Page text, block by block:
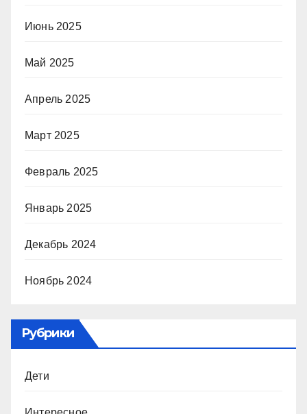
Июнь 2025
Май 2025
Апрель 2025
Март 2025
Февраль 2025
Январь 2025
Декабрь 2024
Ноябрь 2024
Рубрики
Дети